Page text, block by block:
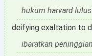
hukum harvard
deifying exaltation to
ibaratkan